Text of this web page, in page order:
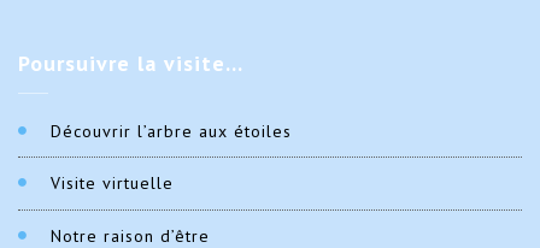
Poursuivre la visite…
Découvrir l’arbre aux étoiles
Visite virtuelle
Notre raison d’être